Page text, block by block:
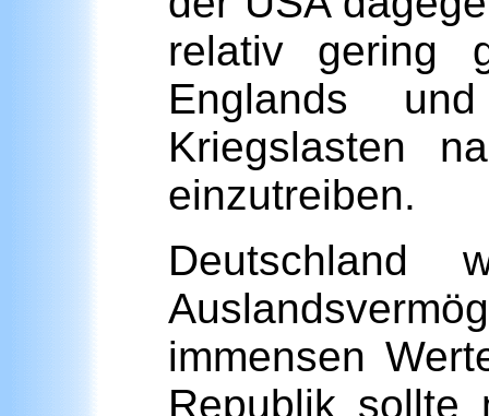
relativ gering
Englands
Kriegslasten
einzutreiben.
Deutschland
immensen
Republik sollte